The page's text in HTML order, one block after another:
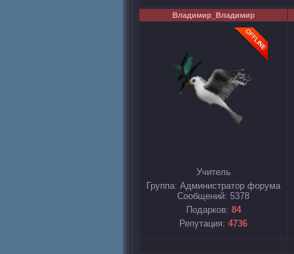
Владимир_Владимир
Учитель
Группа: Администратор форума
Сообщений: 5378
Подарков: 84
Репутация: 4736